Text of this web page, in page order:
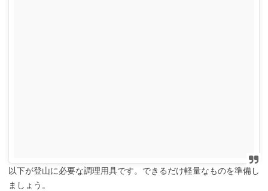
以下が登山に必要な調理用具です。できるだけ軽量なものを準備し
ましょう。